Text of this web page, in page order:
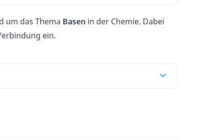
um das Thema Basen in der Chemie. Dabei
ein.